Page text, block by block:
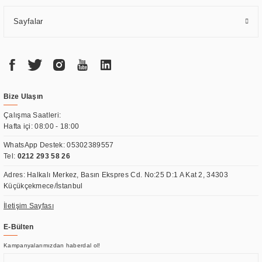
Sayfalar
Bize Ulaşın
Çalışma Saatleri:
Hafta içi: 08:00 - 18:00
WhatsApp Destek:05302389557
Tel: 0212 293 58 26
Adres: Halkalı Merkez, Basın Ekspres Cd. No:25 D:1 A Kat 2, 34303
Küçükçekmece/İstanbul
İletişim Sayfası
E-Bülten
Kampanyalarımızdan haberdal ol!